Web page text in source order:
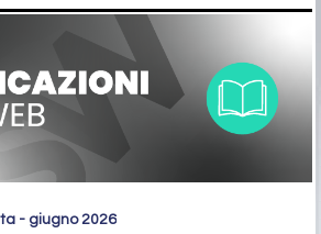
- giugno 2026